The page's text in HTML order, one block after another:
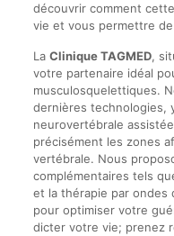
découvrir comment
vie et vous permettre
La Clinique TAGMED,
votre partenaire idéal
musculosquelettiques.
dernières technologies,
neurovertébrale
précisément les zones
vertébrale. Nous
complémentaires tels
et la thérapie par ondes
pour optimiser votre
dicter votre vie; prenez